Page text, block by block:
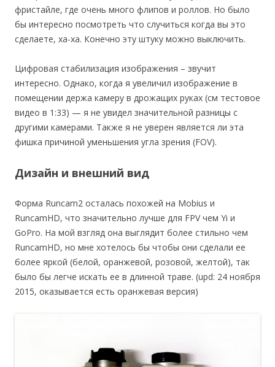
фристайле, где очень много флипов и роллов. Но было
бы интересно посмотреть что случиться когда вы это
сделаете, ха-ха. Конечно эту штуку можно выключить.
Цифровая стабилизация изображения – звучит
интересно. Однако, когда я увеличил изображение в
помещении держа камеру в дрожащих руках (см тестовое
видео в 1:33) — я не увидел значительной разницы с
другими камерами. Также я не уверен является ли эта
фишка причиной уменьшения угла зрения (FOV).
Дизайн и внешний вид
Форма Runcam2 осталась похожей на Mobius и
RuncamHD, что значительно лучше для FPV чем Yi и
GoPro. На мой взгляд она выглядит более стильно чем
RuncamHD, но мне хотелось бы чтобы они сделали ее
более яркой (белой, оранжевой, розовой, желтой), так
было бы легче искать ее в длинной траве. (upd: 24 ноября
2015, оказывается есть оранжевая версия)